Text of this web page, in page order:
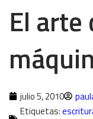
El arte
julio 5, 2010
Etiquetas: